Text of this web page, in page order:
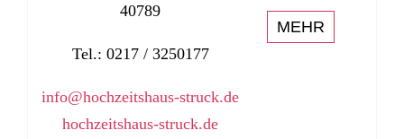
40789
Tel.: 0217 / 3250177
info@hochzeitshaus-struck.de
hochzeitshaus-struck.de
MEHR